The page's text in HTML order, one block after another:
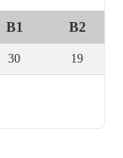
B1 B2
30 19